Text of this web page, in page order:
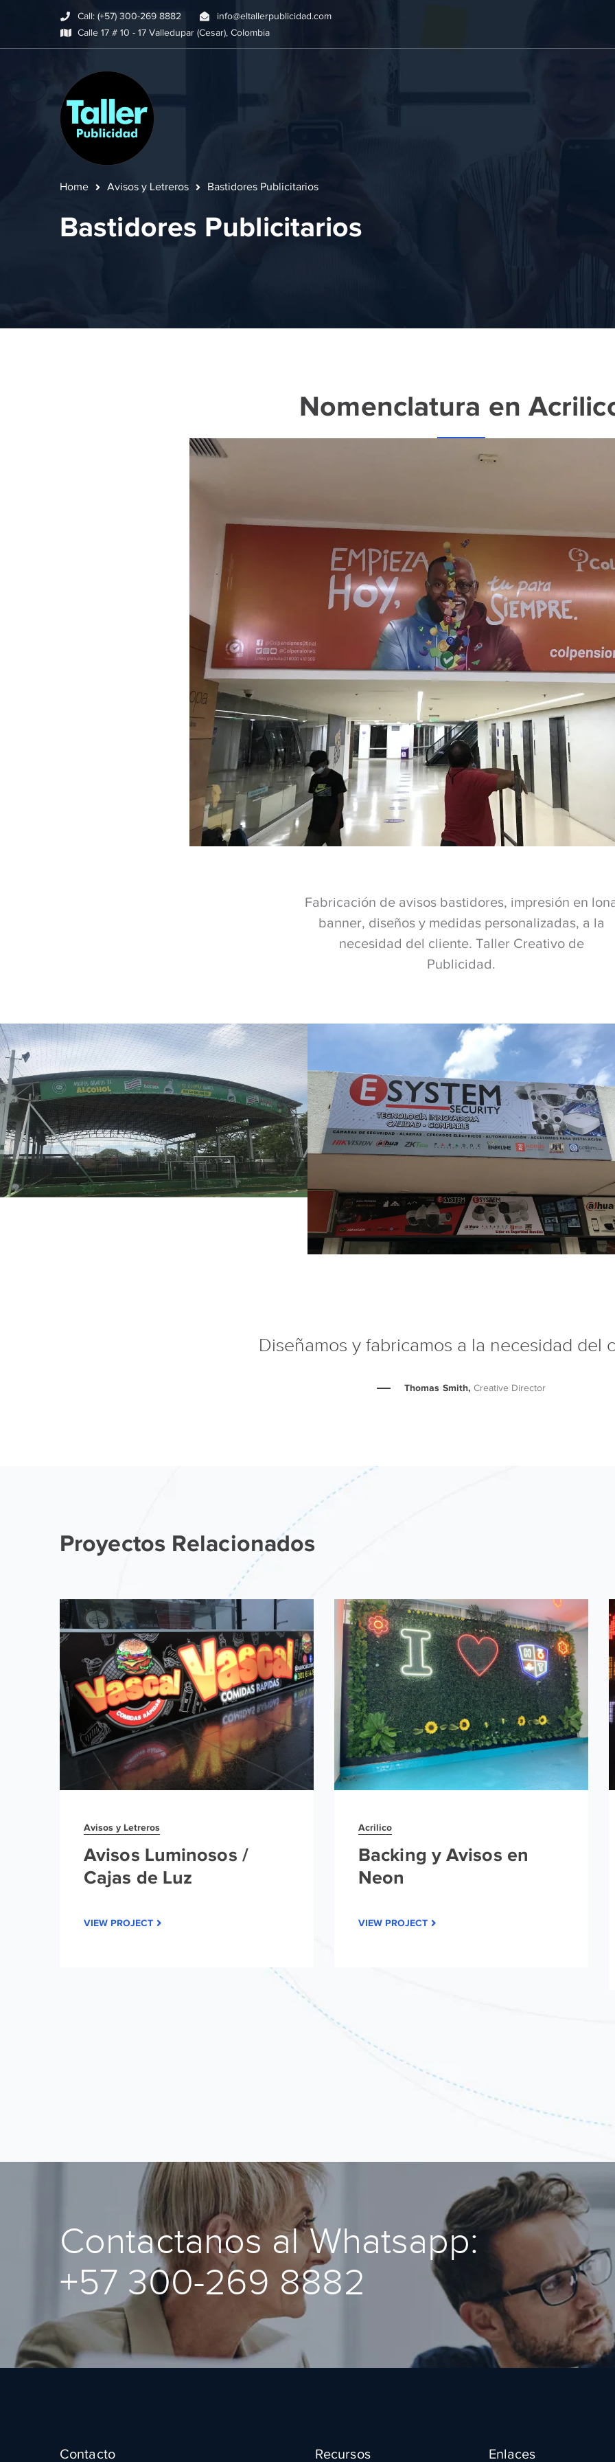
Call: (+57) 300-269 8882
info@eltallerpublicidad.com
Calle 17 # 10 - 17 Valledupar (Cesar), Colombia
Home Avisos y Letreros Bastidores Publicitarios
Bastidores Publicitarios
Nomenclatura en
Fabricación de avisos bastidores, impresión en
banner, diseños y medidas personalizadas, a la
necesidad del cliente. Taller Creativo de
Publicidad.
Diseñamos y fabricamos a la necesidad del
Thomas Smith, Creative Director
Proyectos Relacionados
Avisos y Letreros
Avisos Luminosos /
Cajas de Luz
VIEW PROJECT
Acrilico
Backing y Avisos en
Neon
VIEW PROJECT
Contactanos al Whatsapp:
+57 300-269 8882
Contacto Recursos Enlaces